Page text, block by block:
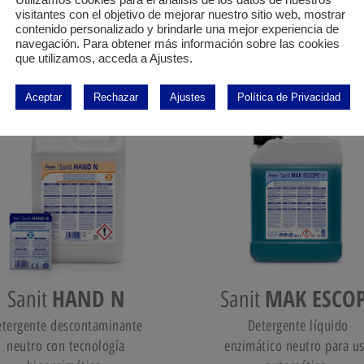
Sanit HAND N
descontaminante
neutro con tecnología
Sanit MAK
Detergente líquido
enzimático neutro para
visitantes con el objetivo de mejorar nuestro sitio web, mostrar
contenido personalizado y brindarle una mejor experiencia de
navegación. Para obtener más información sobre las cookies
que utilizamos, acceda a Ajustes.
Aceptar Rechazar Ajustes Política de Privacidad